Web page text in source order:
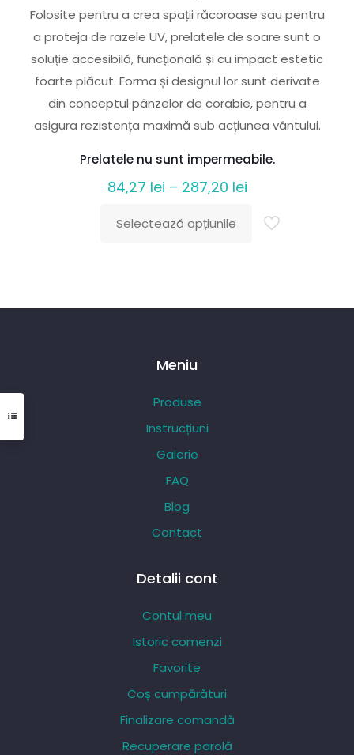
Folosite pentru a crea spații răcoroase sau pentru
a proteja de razele UV, prelatele de soare sunt o
soluție accesibilă, funcțională și cu impact estetic
foarte plăcut. Forma și designul lor sunt derivate
din conceptul pânzelor de corabie, pentru a
asigura rezistența maximă sub acțiunea vântului.
Prelatele nu sunt impermeabile.
84,27 lei – 287,20 leiInterval
prețuri:
Selectează opțiunile
Acest
Meniu
Produse
Instrucțiuni
Galerie
FAQ
Blog
Contact
Detalii cont
Contul meu
Istoric comenzi
Favorite
Coș cumpărături
Finalizare comandă
Recuperare parolă